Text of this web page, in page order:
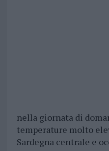
nella giornata di
temperature molto
Sardegna centrale e